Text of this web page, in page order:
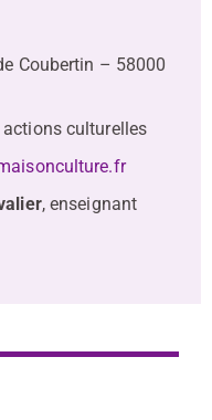
Coubertin – 58000
actions culturelles
, enseignant